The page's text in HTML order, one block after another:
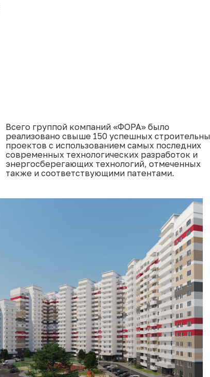
Всего группой компаний «ФОРА» было
реализовано свыше 150 успешных
проектов с использованием самых последних
современных технологических разработок и
энергосберегающих технологий, отмеченных
также и соответствующими патентами.